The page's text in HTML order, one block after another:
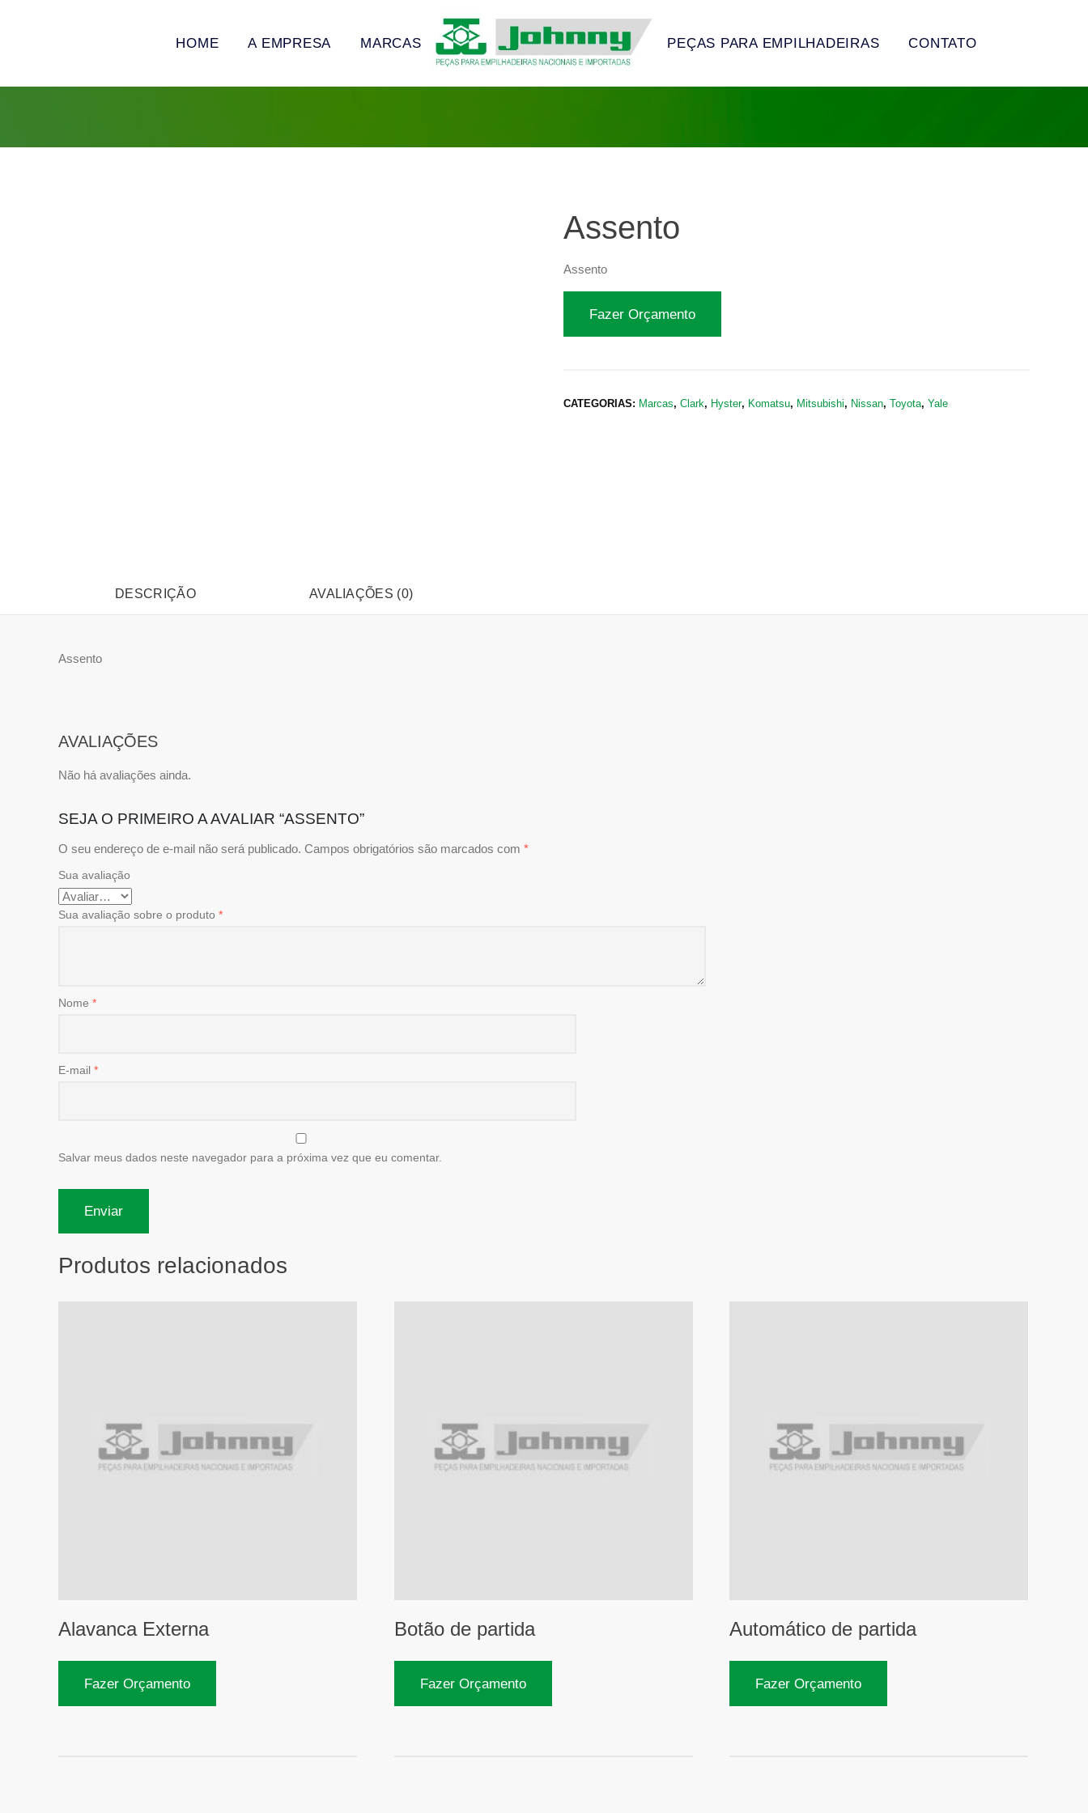
HOME A EMPRESA MARCAS PEÇAS PARA EMPILHADEIRAS CONTATO
Assento
Assento
Fazer Orçamento
CATEGORIAS: Marcas, Clark, Hyster, Komatsu, Mitsubishi, Nissan, Toyota, Yale
DESCRIÇÃO AVALIAÇÕES (0)
Assento
AVALIAÇÕES
Não há avaliações ainda.
SEJA O PRIMEIRO A AVALIAR “ASSENTO”
O seu endereço de e-mail não será publicado. Campos obrigatórios são marcados com *
Sua avaliação
Sua avaliação sobre o produto *
Nome *
E-mail *
Salvar meus dados neste navegador para a próxima vez que eu comentar.
Produtos relacionados
Alavanca Externa
Fazer Orçamento
Botão de partida
Fazer Orçamento
Automático de partida
Fazer Orçamento